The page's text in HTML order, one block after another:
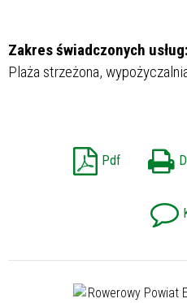
Zakres świadczonych usług:
Plaża strzeżona,
Pdf